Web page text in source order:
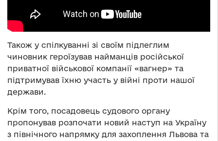
Також у спілкуванні зі своїм підлеглим
чиновник героїзував найманців російської
приватної військової компанії «вагнер» та
підтримував їхню участь у війні проти нашої
держави.
Крім того, посадовець судового органу
пропонував розпочати новий наступ на Україну
з північного напрямку для захоплення Львова та